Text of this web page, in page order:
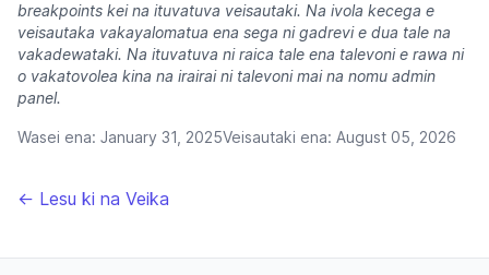
breakpoints kei na ituvatuva veisautaki. Na ivola kecega e
veisautaka vakayalomatua ena sega ni gadrevi e dua tale na
vakadewataki. Na ituvatuva ni raica tale ena talevoni e rawa ni
o vakatovolea kina na irairai ni talevoni mai na nomu admin
panel.
Wasei ena: January 31, 2025Veisautaki ena: August 05, 2026
← Lesu ki na Veika